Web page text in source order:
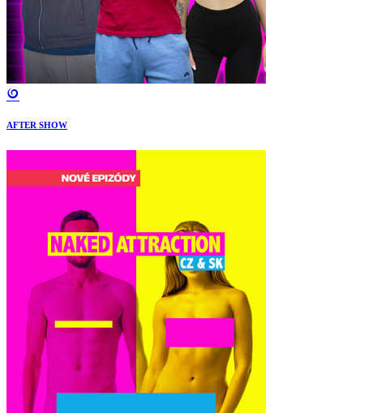
AFTER SHOW